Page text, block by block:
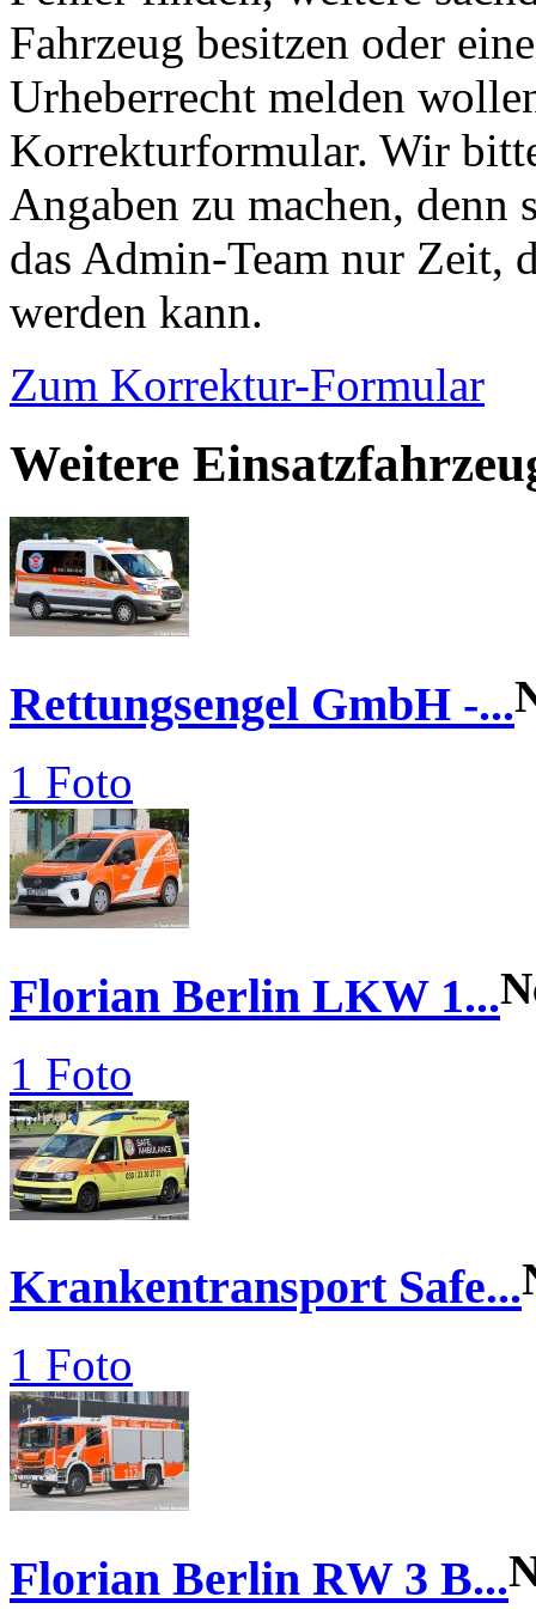
Fahrzeug besitzen oder
Urheberrecht melden
Korrekturformular. Wir
Angaben zu machen,
das Admin-Team nur Zeit,
werden kann.
Zum Korrektur-Formular
Weitere
Rettungsengel GmbH -...
1 Foto
Florian Berlin LKW 1...
1 Foto
Krankentransport Safe...
1 Foto
Florian Berlin RW 3 B...